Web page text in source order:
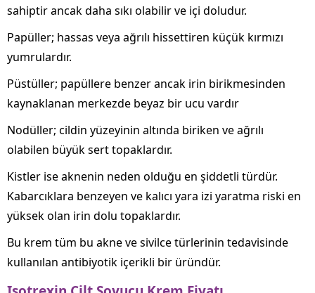
sahiptir ancak daha sıkı olabilir ve içi doludur.
Papüller; hassas veya ağrılı hissettiren küçük kırmızı
yumrulardır.
Püstüller; papüllere benzer ancak irin birikmesinden
kaynaklanan merkezde beyaz bir ucu vardır
Nodüller; cildin yüzeyinin altında biriken ve ağrılı
olabilen büyük sert topaklardır.
Kistler ise aknenin neden olduğu en şiddetli türdür.
Kabarcıklara benzeyen ve kalıcı yara izi yaratma riski en
yüksek olan irin dolu topaklardır.
Bu krem tüm bu akne ve sivilce türlerinin tedavisinde
kullanılan antibiyotik içerikli bir üründür.